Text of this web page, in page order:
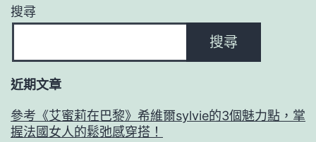
搜尋
搜尋
近期文章
參考《艾蜜莉在巴黎》希維爾sylvie的3個魅力點，掌
握法國女人的鬆弛感穿搭！